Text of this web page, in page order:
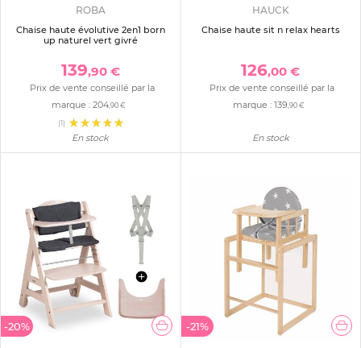
ROBA
Chaise haute évolutive 2en1 born
up naturel vert givré
139,90 €
Prix de vente conseillé par la
marque :204,90 €
(1)
En stock
HAUCK
Chaise haute sit n relax hearts
126,00 €
Prix de vente conseillé par la
marque :139,90 €
En stock
-20% -21%